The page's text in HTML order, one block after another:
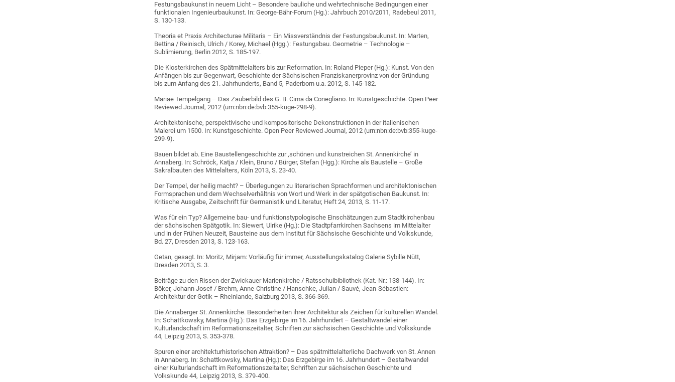
Festungsbaukunst in neuem Licht – Besondere bauliche und wehrtechnische Bedingungen einer
funktionalen Ingenieurbaukunst. In: George-Bähr-Forum (Hg.): Jahrbuch 2010/2011, Radebeul 2011,
S. 130-133.
Theoria et Praxis Architecturae Militaris – Ein Missverständnis der Festungsbaukunst. In: Marten,
Bettina / Reinisch, Ulrich / Korey, Michael (Hgg.): Festungsbau. Geometrie – Technologie –
Sublimierung, Berlin 2012, S. 185-197.
Die Klosterkirchen des Spätmittelalters bis zur Reformation. In: Roland Pieper (Hg.): Kunst. Von den
Anfängen bis zur Gegenwart, Geschichte der Sächsischen Franziskanerprovinz von der Gründung
bis zum Anfang des 21. Jahrhunderts, Band 5, Paderborn u.a. 2012, S. 145-182.
Mariae Tempelgang – Das Zauberbild des G. B. Cima da Conegliano. In: Kunstgeschichte. Open Peer
Reviewed Journal, 2012 (urn:nbn:de:bvb:355-kuge-298-9).
Architektonische, perspektivische und kompositorische Dekonstruktionen in der italienischen
Malerei um 1500. In: Kunstgeschichte. Open Peer Reviewed Journal, 2012 (urn:nbn:de:bvb:355-kuge-
299-9).
Bauen bildet ab. Eine Baustellengeschichte zur ‚schönen und kunstreichen St. Annenkirche’ in
Annaberg. In: Schröck, Katja / Klein, Bruno / Bürger, Stefan (Hgg.): Kirche als Baustelle – Große
Sakralbauten des Mittelalters, Köln 2013, S. 23-40.
Der Tempel, der heilig macht? – Überlegungen zu literarischen Sprachformen und architektonischen
Formsprachen und dem Wechselverhältnis von Wort und Werk in der spätgotischen Baukunst. In:
Kritische Ausgabe, Zeitschrift für Germanistik und Literatur, Heft 24, 2013, S. 11-17.
Was für ein Typ? Allgemeine bau- und funktionstypologische Einschätzungen zum Stadtkirchenbau
der sächsischen Spätgotik. In: Siewert, Ulrike (Hg.): Die Stadtpfarrkirchen Sachsens im Mittelalter
und in der Frühen Neuzeit, Bausteine aus dem Institut für Sächsische Geschichte und Volkskunde,
Bd. 27, Dresden 2013, S. 123-163.
Getan, gesagt. In: Moritz, Mirjam: Vorläufig für immer, Ausstellungskatalog Galerie Sybille Nütt,
Dresden 2013, S. 3.
Beiträge zu den Rissen der Zwickauer Marienkirche / Ratsschulbibliothek (Kat.-Nr.: 138-144). In:
Böker, Johann Josef / Brehm, Anne-Christine / Hanschke, Julian / Sauvé, Jean-Sébastien:
Architektur der Gotik – Rheinlande, Salzburg 2013, S. 366-369.
Die Annaberger St. Annenkirche. Besonderheiten ihrer Architektur als Zeichen für kulturellen Wandel.
In: Schattkowsky, Martina (Hg.): Das Erzgebirge im 16. Jahrhundert – Gestaltwandel einer
Kulturlandschaft im Reformationszeitalter, Schriften zur sächsischen Geschichte und Volkskunde
44, Leipzig 2013, S. 353-378.
Spuren einer architekturhistorischen Attraktion? – Das spätmittelalterliche Dachwerk von St. Annen
in Annaberg. In: Schattkowsky, Martina (Hg.): Das Erzgebirge im 16. Jahrhundert – Gestaltwandel
einer Kulturlandschaft im Reformationszeitalter, Schriften zur sächsischen Geschichte und
Volkskunde 44, Leipzig 2013, S. 379-400.